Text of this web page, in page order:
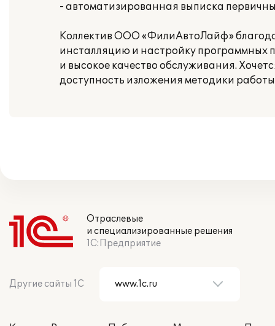
- автоматизированная выписка
Коллектив ООО «ФилиАвтоЛайф»
инсталляцию и настройку программных
и высокое качество обслуживания.
доступность изложения методики
Отраслевые
и специализированные решения
1С:Предприятие
Другие сайты 1С